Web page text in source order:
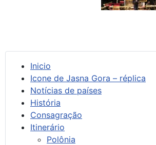
Inicio
Icone de Jasna Gora – réplica
Notícias de países
História
Consagração
Itinerário
Polônia